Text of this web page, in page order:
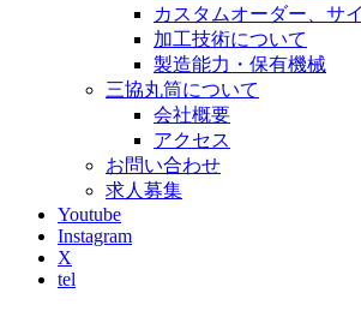
カスタムオーダー、サ
加工技術について
製造能力・保有機械
三協丸筒について
会社概要
アクセス
お問い合わせ
求人募集
Youtube
Instagram
X
tel